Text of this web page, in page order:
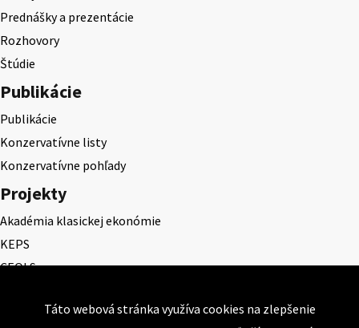
Prednášky a prezentácie
Rozhovory
Štúdie
Publikácie
Publikácie
Konzervatívne listy
Konzervatívne pohľady
Projekty
Akadémia klasickej ekonómie
KEPS
CEQLS
Cena Ernesta Valka
Táto webová stránka využíva cookies na zlepšenie